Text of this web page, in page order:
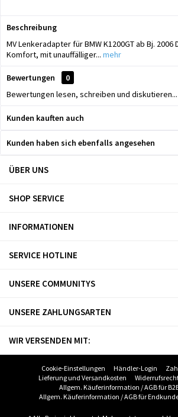
Beschreibung
MV Lenkeradapter für BMW K1200GT ab Bj. 2006
Komfort, mit unauffälliger... mehr
Bewertungen
0
Bewertungen lesen, schreiben und diskutieren...
Kunden kauften auch
Kunden haben sich ebenfalls angesehen
ÜBER UNS
SHOP SERVICE
INFORMATIONEN
SERVICE HOTLINE
UNSERE COMMUNITYS
UNSERE ZAHLUNGSARTEN
WIR VERSENDEN MIT:
Cookie-Einstellungen Händler-Login
Lieferung und Versandkosten
Allgem. Käuferinformation / AGB für
Allgem. Käuferinformation / AGB für